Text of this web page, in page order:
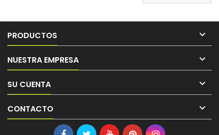
PRODUCTOS 
NUESTRA EMPRESA 
SU CUENTA 
CONTACTO 